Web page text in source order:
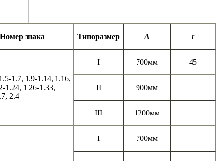
Номер знака Типоразмер А r
1.7, 1.9-1.14, 1.16,
1.24, 1.26-1.33,
2.4
I 700мм 45
II 900мм
III 1200мм
I 700мм